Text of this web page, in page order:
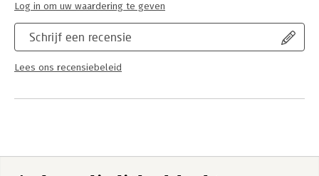
Schrijf een recensie
Lees ons recensiebeleid
Log in om uw waardering te geven